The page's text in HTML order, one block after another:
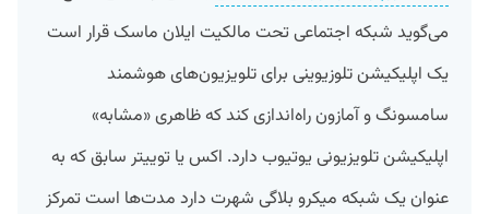
می‌گوید شبکه اجتماعی تحت مالکیت ایلان ماسک قرار است
یک اپلیکیشن تلوزیوینی برای تلویزیون‌های هوشمند
سامسونگ و آمازون راه‌اندازی کند که ظاهری «مشابه»
اپلیکیشن تلویزیونی یوتیوب دارد. اکس یا توییتر سابق که به
عنوان یک شبکه میکرو بلاگی شهرت دارد مدت‌ها است تمرکز